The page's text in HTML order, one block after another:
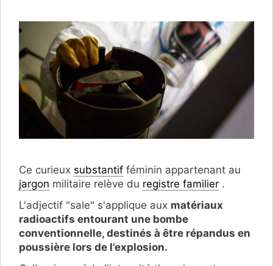
Ce curieux substantif féminin appartenant au
jargon militaire relève du registre familier .
L'adjectif "sale" s'applique aux matériaux
radioactifs entourant une bombe
conventionnelle, destinés à être répandus en
poussière lors de l’explosion.